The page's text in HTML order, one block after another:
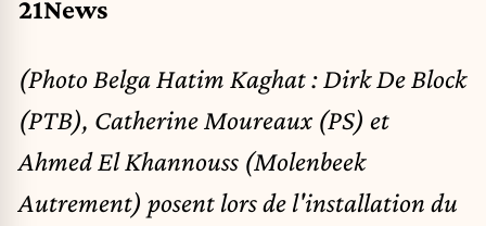
21News
(Photo Belga Hatim Kaghat : Dirk De Block
(PTB), Catherine Moureaux (PS) et
Ahmed El Khannouss (Molenbeek
Autrement) posent lors de l'installation du